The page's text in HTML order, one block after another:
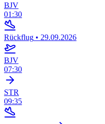
BJV
01:30
Rückflug • 29.09.2026
BJV
07:30
STR
09:35